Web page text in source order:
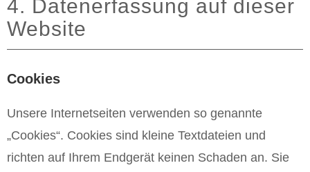
4. Datenerfassung auf dieser
Website
Cookies
Unsere Internetseiten verwenden so genannte
„Cookies“. Cookies sind kleine Textdateien und
richten auf Ihrem Endgerät keinen Schaden an. Sie